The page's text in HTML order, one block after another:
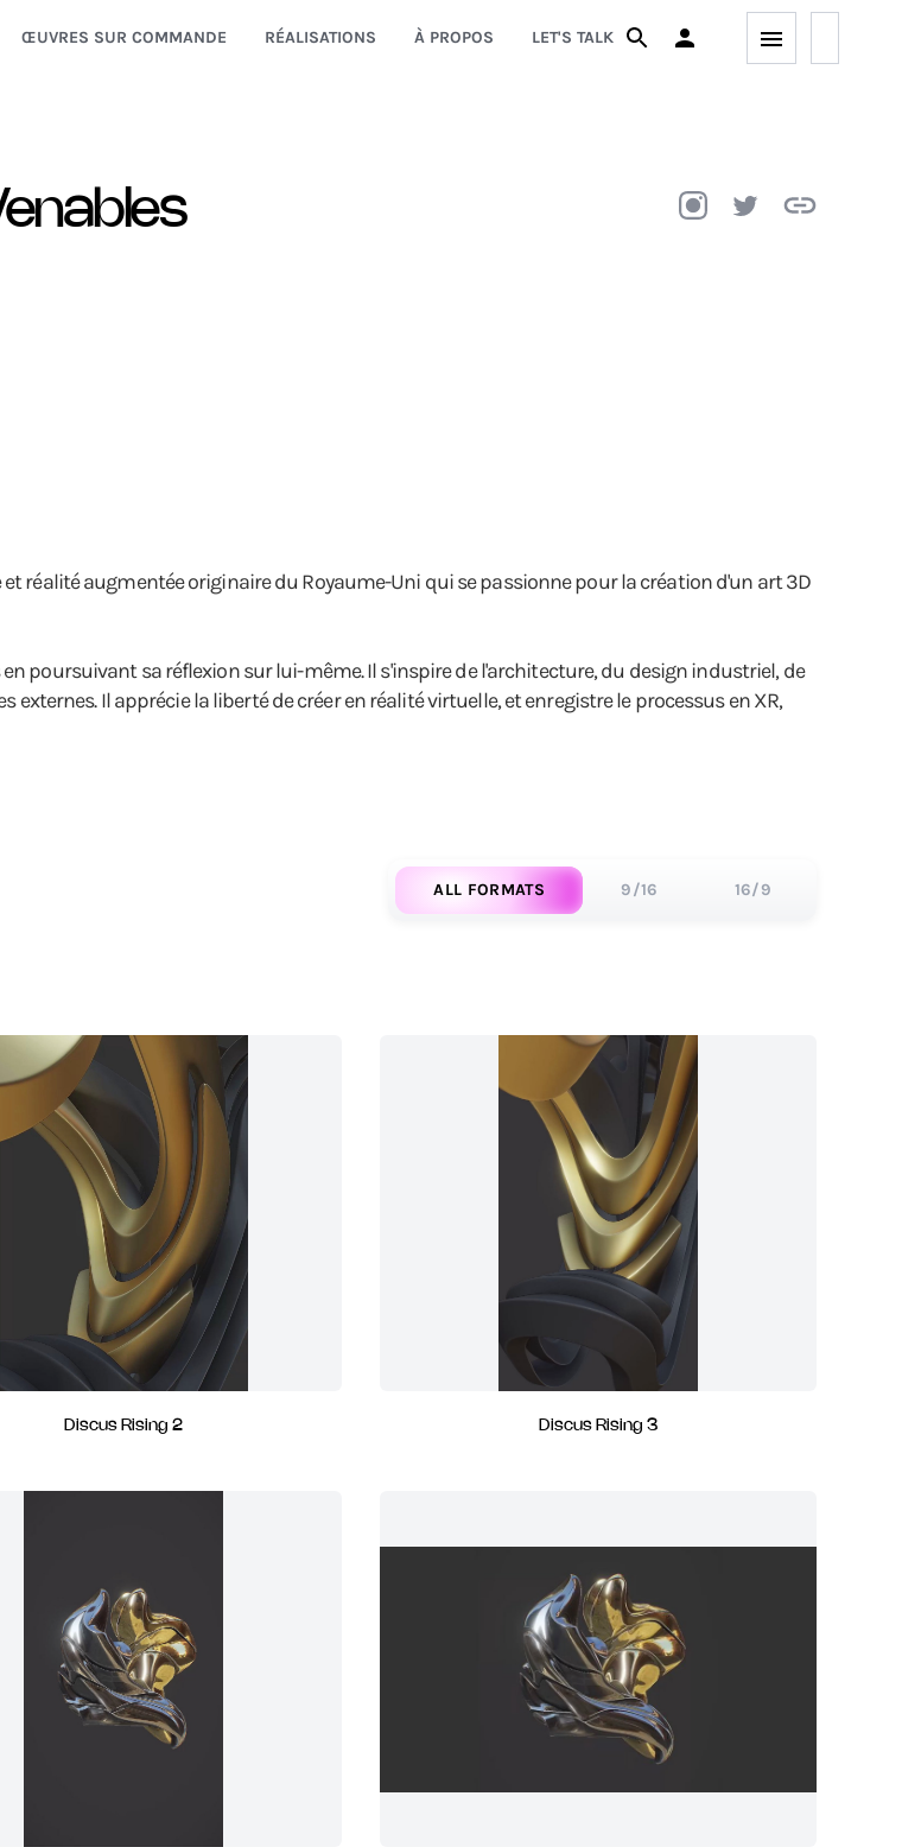
ŒUVRES SUR COMMANDE RÉALISATIONS À PROPOS LET'S TALK
réalité augmentée originaire du Royaume-Uni qui se passionne pour la création d'un art 3D
poursuivant sa réflexion sur lui-même. Il s'inspire de l'architecture, du design industriel, de
Il apprécie la liberté de créer en réalité virtuelle, et enregistre le processus en XR,
ALL FORMATS 9/16 16/9
Discus Rising 2 Discus Rising 3